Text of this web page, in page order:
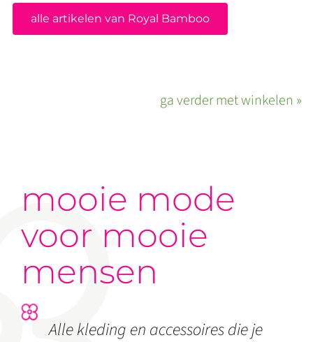
alle artikelen van Royal Bamboo
ga verder met winkelen »
mooie mode
voor mooie
mensen
Alle kleding en accessoires die je